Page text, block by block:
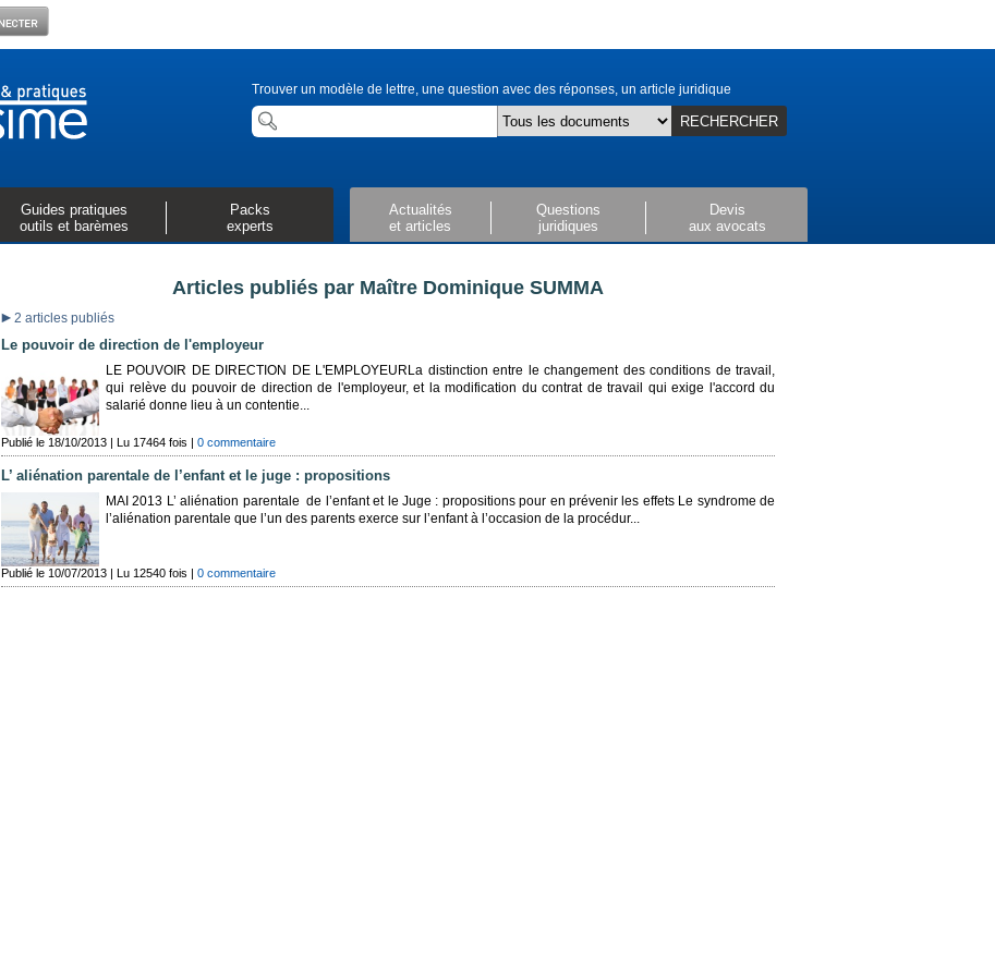
Trouver un modèle de lettre, une question avec des réponses, un article juridique
RECHERCHER
Guides pratiques
outils et barèmes
Packs
experts
Actualités
et articles
Questions
juridiques
Devis
aux avocats
Articles publiés par Maître Dominique SUMMA
2 articles publiés
Le pouvoir de direction de l'employeur
LE POUVOIR DE DIRECTION DE L'EMPLOYEURLa distinction entre le changement des conditions de travail,
qui relève du pouvoir de direction de l'employeur, et la modification du contrat de travail qui exige l'accord du
salarié donne lieu à un contentie...
Publié le 18/10/2013 | Lu 17464 fois | 0 commentaire
L’ aliénation parentale de l’enfant et le juge : propositions
MAI 2013 L’ aliénation parentale de l’enfant et le Juge : propositions pour en prévenir les effets Le syndrome de
l’aliénation parentale que l’un des parents exerce sur l’enfant à l’occasion de la procédur...
Publié le 10/07/2013 | Lu 12540 fois | 0 commentaire